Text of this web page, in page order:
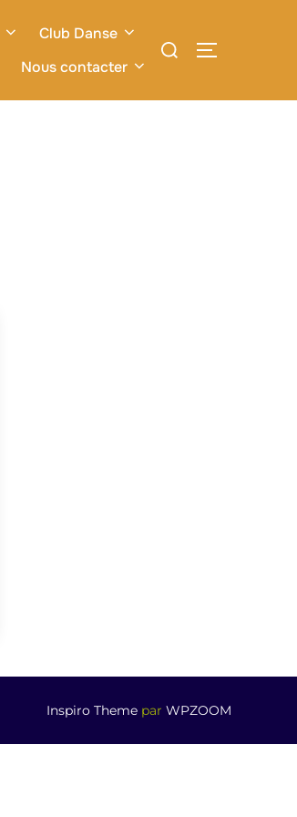
Club Danse
Nous contacter
Inspiro Theme par WPZOOM